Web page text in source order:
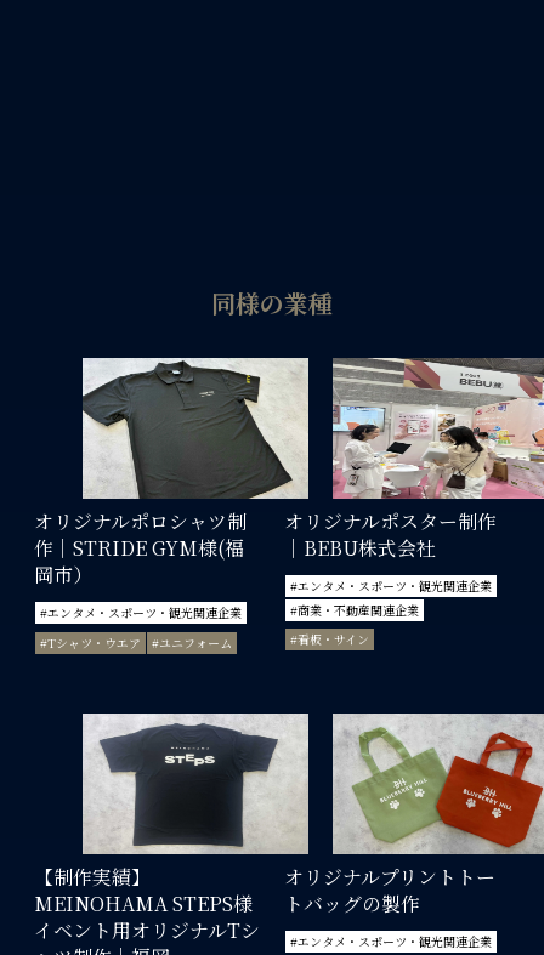
同様の業種
オリジナルポロシャツ制
作｜STRIDE GYM様(福
岡市）
#エンタメ・スポーツ・観光関連企業
#Tシャツ・ウエア
#ユニフォーム
オリジナルポスター制作
｜BEBU株式会社
#エンタメ・スポーツ・観光関連企業
#商業・不動産関連企業
#看板・サイン
【制作実績】
MEINOHAMA STEPS様
イベント用オリジナルTシ
オリジナルプリントトー
トバッグの製作
#エンタメ・スポーツ・観光関連企業